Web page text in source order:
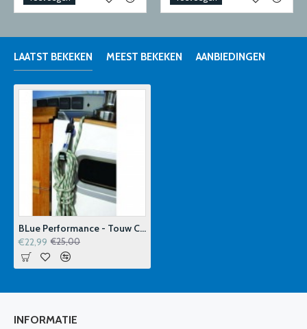
LAATST BEKEKEN MEEST BEKEKEN AANBIEDINGEN
BLue Performance - Touw Clips 22-32CM - 2st
€22,99 €25,00
INFORMATIE